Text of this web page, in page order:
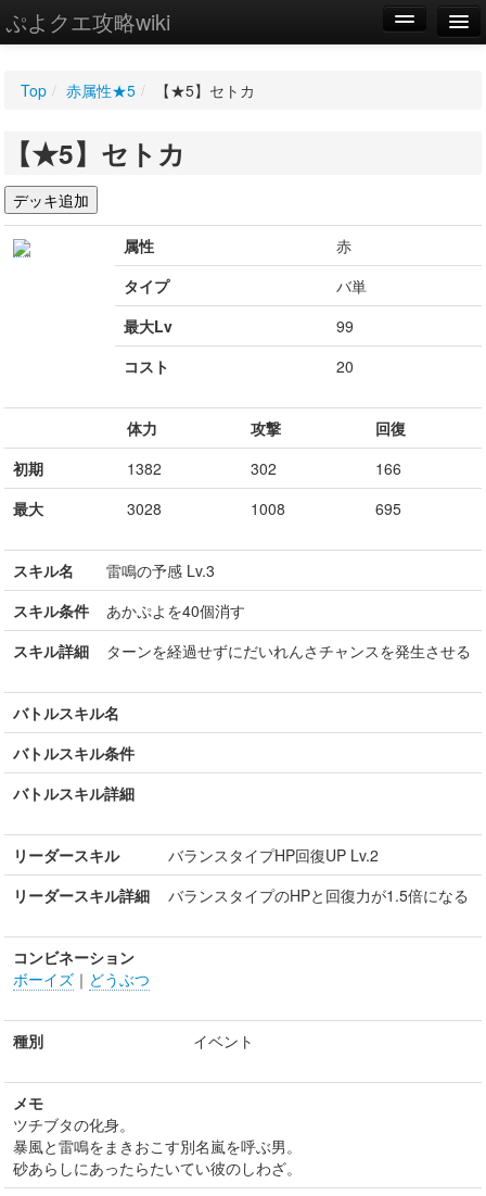
ぷよクエ攻略wiki
WIKI
設定
Top / 赤属性★5 / 【★5】セトカ
【★5】セトカ
属性
赤
タイプ
バ単
最大Lv
99
コスト
20
体力 攻撃
回復
初期
1382 302
166
最大
3028 1008 695
スキル名
雷鳴の予感 Lv.3
スキル条件
あかぷよを40個消す
スキル詳細
ターンを経過せずにだいれんさチャンスを発生させる
バトルスキル名
バトルスキル条件
バトルスキル詳細
リーダースキル
バランスタイプHP回復UP Lv.2
リーダースキル詳細
バランスタイプのHPと回復力が1.5倍になる
コンビネーション
ボーイズ ｜ どうぶつ
種別 イベント
メモ
ツチブタの化身。
暴風と雷鳴をまきおこす別名嵐を呼ぶ男。
砂あらしにあったらたいてい彼のしわざ。